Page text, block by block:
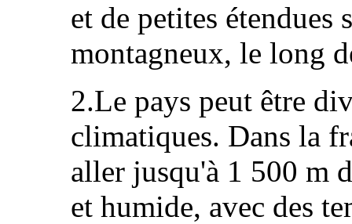
et de petites étendues
montagneux, le long
2.Le pays peut être
climatiques. Dans la
aller jusqu'à 1 500 m
et humide, avec des